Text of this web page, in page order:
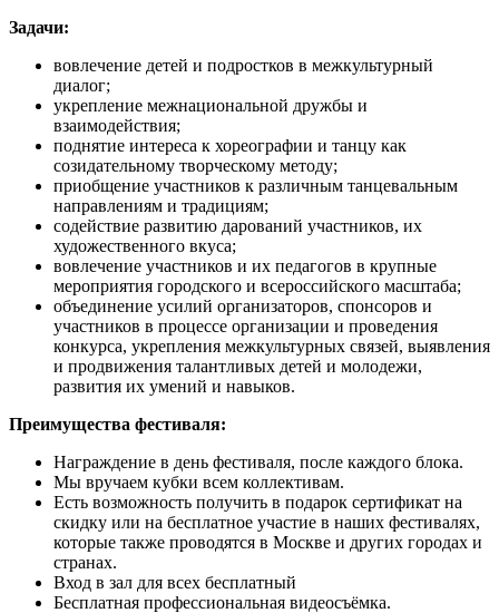
Задачи:
вовлечение детей и подростков в межкультурный
диалог;
укрепление межнациональной дружбы и
взаимодействия;
поднятие интереса к хореографии и танцу как
созидательному творческому методу;
приобщение участников к различным танцевальным
направлениям и традициям;
содействие развитию дарований участников, их
художественного вкуса;
вовлечение участников и их педагогов в крупные
мероприятия городского и всероссийского масштаба;
объединение усилий организаторов, спонсоров и
участников в процессе организации и проведения
конкурса, укрепления межкультурных связей, выявления
и продвижения талантливых детей и молодежи,
развития их умений и навыков.
Преимущества фестиваля:
Награждение в день фестиваля, после каждого блока.
Мы вручаем кубки всем коллективам.
Есть возможность получить в подарок сертификат на
скидку или на бесплатное участие в наших фестивалях,
которые также проводятся в Москве и других городах и
странах.
Вход в зал для всех бесплатный
Бесплатная профессиональная видеосъёмка.